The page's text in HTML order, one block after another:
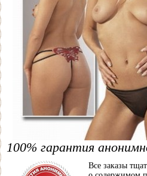
100% гарантия
Все заказы